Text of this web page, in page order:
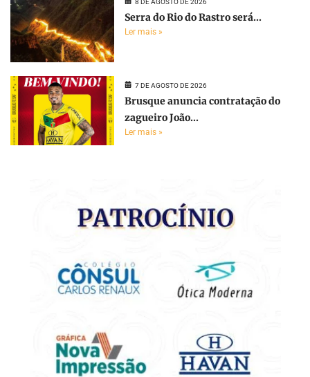
8 DE AGOSTO DE 2026
Serra do Rio do Rastro será...
Ler mais »
7 DE AGOSTO DE 2026
Brusque anuncia contratação do
zagueiro João...
Ler mais »